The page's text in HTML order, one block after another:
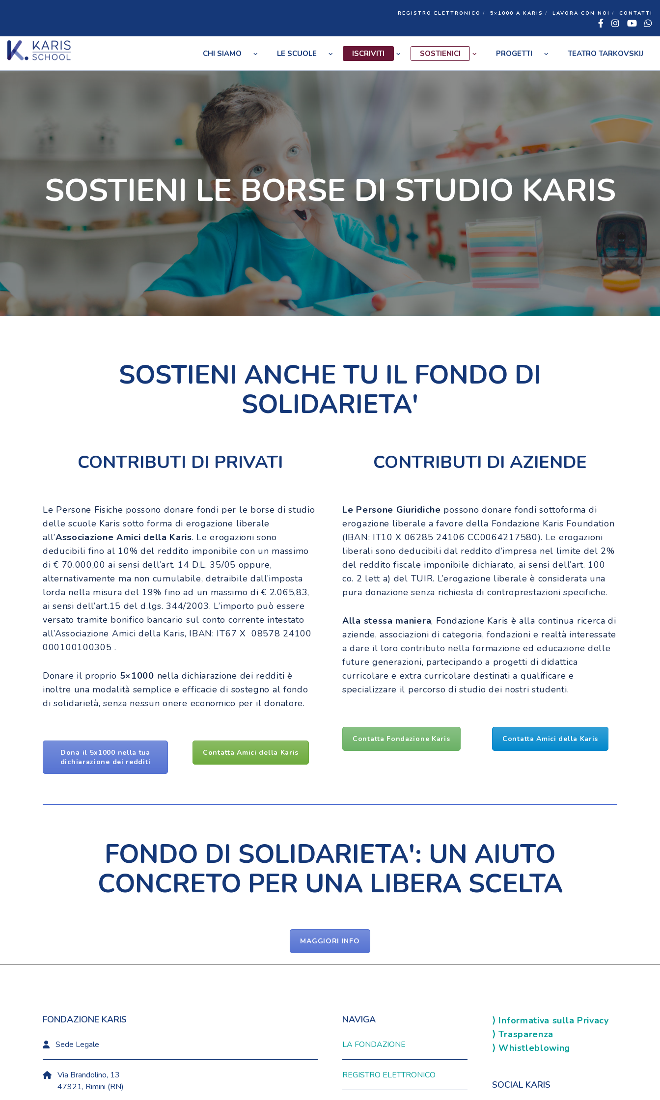
REGISTRO ELETTRONICO 5×1000 A KARIS LAVORA CON NOI CONTATTI
Facebook
CHI SIAMO LE SCUOLE ISCRIVITI SOSTIENICI PROGETTI TEATRO TARKOVSKIJ
SOSTIENI LE BORSE DI STUDIO KARIS
SOSTIENI ANCHE TU IL FONDO DI
SOLIDARIETA'
CONTRIBUTI DI PRIVATI
Le Persone Fisiche possono donare fondi per le borse di studio
delle scuole Karis sotto forma di erogazione liberale
all’Associazione Amici della Karis. Le erogazioni sono
deducibili fino al 10% del reddito imponibile con un massimo
di € 70.000,00 ai sensi dell’art. 14 D.L. 35/05 oppure,
alternativamente ma non cumulabile, detraibile dall’imposta
lorda nella misura del 19% fino ad un massimo di € 2.065,83,
ai sensi dell’art.15 del d.lgs. 344/2003. L’importo può essere
versato tramite bonifico bancario sul conto corrente intestato
all’Associazione Amici della Karis, IBAN: IT67 X 08578 24100
000100100305 .
Donare il proprio 5×1000 nella dichiarazione dei redditi è
inoltre una modalità semplice e efficacie di sostegno al fondo
di solidarietà, senza nessun onere economico per il donatore.
Dona il 5x1000 nella tua
dichiarazione dei redditi
Contatta Amici della Karis
CONTRIBUTI DI AZIENDE
Le Persone Giuridiche possono donare fondi sottoforma di
erogazione liberale a favore della Fondazione Karis Foundation
(IBAN: IT10 X 06285 24106 CC0064217580). Le erogazioni
liberali sono deducibili dal reddito d’impresa nel limite del 2%
del reddito fiscale imponibile dichiarato, ai sensi dell’art. 100
co. 2 lett a) del TUIR. L’erogazione liberale è considerata una
pura donazione senza richiesta di controprestazioni specifiche.
Alla stessa maniera, Fondazione Karis è alla continua ricerca di
aziende, associazioni di categoria, fondazioni e realtà interessate
a dare il loro contributo nella formazione ed educazione delle
future generazioni, partecipando a progetti di didattica
curricolare e extra curricolare destinati a qualificare e
specializzare il percorso di studio dei nostri studenti.
Contatta Fondazione Karis Contatta Amici della Karis
FONDO DI SOLIDARIETA': UN AIUTO
CONCRETO PER UNA LIBERA SCELTA
MAGGIORI INFO
FONDAZIONE KARIS
Sede Legale
Via Brandolino, 13
47921, Rimini (RN)
NAVIGA
LA FONDAZIONE
REGISTRO ELETTRONICO
⟩ Informativa sulla Privacy
⟩ Trasparenza
⟩ Whistleblowing
SOCIAL KARIS